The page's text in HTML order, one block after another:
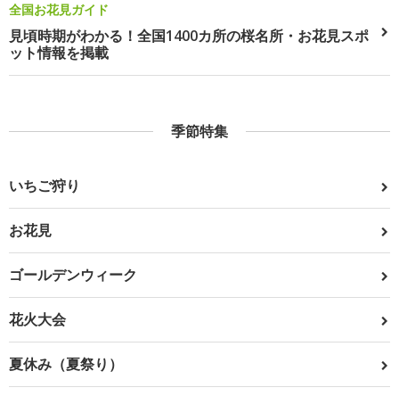
全国お花見ガイド
見頃時期がわかる！全国1400カ所の桜名所・お花見スポ
ット情報を掲載
季節特集
いちご狩り
お花見
ゴールデンウィーク
花火大会
夏休み（夏祭り）